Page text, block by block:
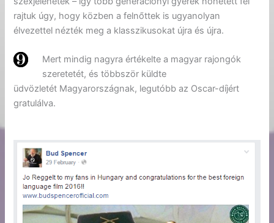
rajtuk úgy, hogy közben a felnőttek is ugyanolyan
élvezettel nézték meg a klasszikusokat újra és újra.
Mert mindig nagyra értékelte a magyar rajongók
szeretetét, és többször küldte
üdvözletét Magyarországnak, legutóbb az Oscar-díjért
gratulálva.